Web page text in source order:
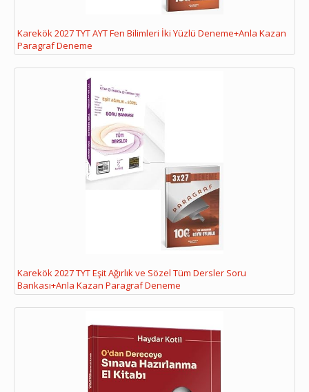
Karekök 2027 TYT AYT Fen Bilimleri İki Yüzlü Deneme+Anla Kazan
Paragraf Deneme
Karekök 2027 TYT Eşit Ağırlık ve Sözel Tüm Dersler Soru
Bankası+Anla Kazan Paragraf Deneme